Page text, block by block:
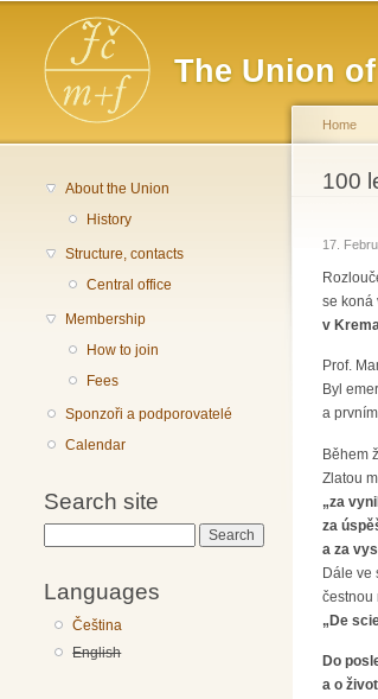
The Union
Main menu
About the Union
History
Structure, contacts
Central office
Membership
How to join
Fees
Sponzoři a podporovatelé
Calendar
Search site
Languages
Čeština
English
You
Home
100
17.
se koná
v
Prof.
Byl
a
Během
Zlatou
„za
za
a za
Dále ve
čestnou
„De
Do
a o